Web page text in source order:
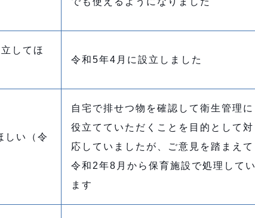
してほ
令和5年4月に設立しました
しい（令
自宅で排せつ物を確認して衛生管理に
役立てていただくことを目的として対
応していましたが、ご意見を踏まえて
令和2年8月から保育施設で処理してい
ます